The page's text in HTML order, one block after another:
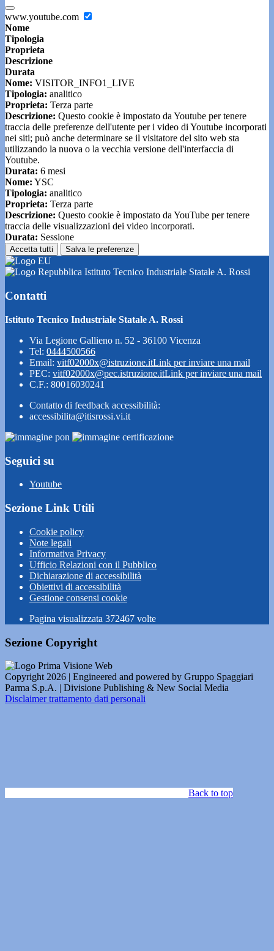
www.youtube.com
Nome
Tipologia
Proprieta
Descrizione
Durata
Nome: VISITOR_INFO1_LIVE
Tipologia: analitico
Proprieta: Terza parte
Descrizione: Questo cookie è impostato da Youtube per tenere
traccia delle preferenze dell'utente per i video di Youtube incorporati
nei siti; può anche determinare se il visitatore del sito web sta
utilizzando la nuova o la vecchia versione dell'interfaccia di
Youtube.
Durata: 6 mesi
Nome: YSC
Tipologia: analitico
Proprieta: Terza parte
Descrizione: Questo cookie è impostato da YouTube per tenere
traccia delle visualizzazioni dei video incorporati.
Durata: Sessione
Accetta tutti Salva le preferenze
Istituto Tecnico Industriale Statale A. Rossi
Contatti
Istituto Tecnico Industriale Statale A. Rossi
Via Legione Gallieno n. 52 - 36100 Vicenza
Tel: 0444500566
Email: vitf02000x@istruzione.itLink per inviare una mail
PEC: vitf02000x@pec.istruzione.itLink per inviare una mail
C.F.: 80016030241
Contatto di feedback accessibilità:
accessibilita@itisrossi.vi.it
Seguici su
Youtube
Sezione Link Utili
Cookie policy
Note legali
Informativa Privacy
Ufficio Relazioni con il Pubblico
Dichiarazione di accessibilità
Obiettivi di accessibilità
Gestione consensi cookie
Pagina visualizzata 372467 volte
Sezione Copyright
Copyright 2026 | Engineered and powered by Gruppo Spaggiari
Parma S.p.A. | Divisione Publishing & New Social Media
Disclaimer trattamento dati personali
Back to top